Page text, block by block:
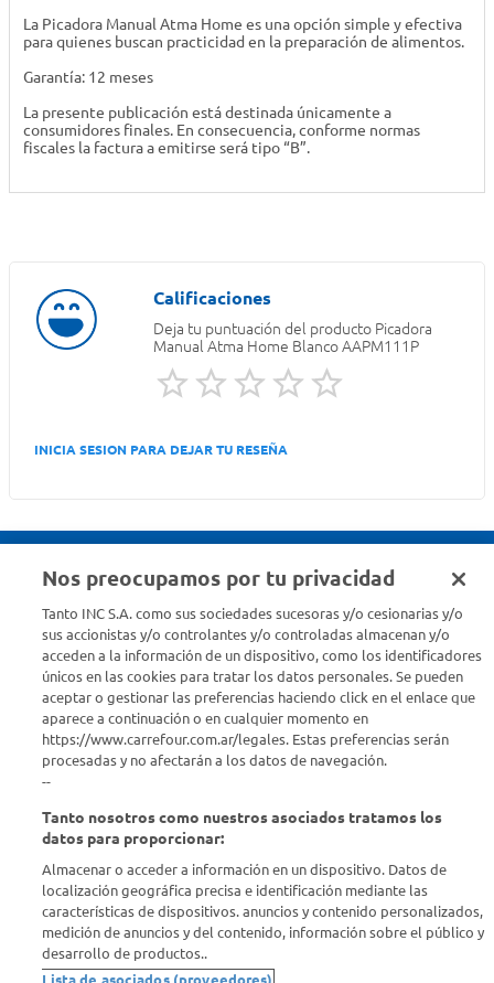
La Picadora Manual Atma Home es una opción simple y efectiva
para quienes buscan practicidad en la preparación de alimentos.
Garantía: 12 meses
La presente publicación está destinada únicamente a
consumidores finales. En consecuencia, conforme normas
fiscales la factura a emitirse será tipo “B”.
Deja tu puntuación del producto Picadora
Manual Atma Home Blanco AAPM111P
INICIA SESION PARA DEJAR TU RESEÑA
Estamos para ayudarte
¿Tenés una consulta? Comunicate con nosotros acá
Descubrí Carrefour
Conocenos
Info útil
Comprá Online
Nos preocupamos por tu privacidad
Tanto INC S.A. como sus sociedades sucesoras y/o cesionarias y/o
sus accionistas y/o controlantes y/o controladas almacenan y/o
acceden a la información de un dispositivo, como los identificadores
únicos en las cookies para tratar los datos personales. Se pueden
aceptar o gestionar las preferencias haciendo click en el enlace que
aparece a continuación o en cualquier momento en
https://www.carrefour.com.ar/legales. Estas preferencias serán
procesadas y no afectarán a los datos de navegación.
--
Tanto nosotros como nuestros asociados tratamos los
datos para proporcionar:
Almacenar o acceder a información en un dispositivo. Datos de
localización geográfica precisa e identificación mediante las
características de dispositivos. anuncios y contenido personalizados,
medición de anuncios y del contenido, información sobre el público y
desarrollo de productos..